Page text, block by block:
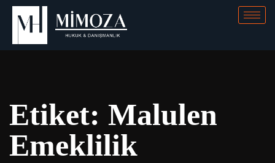
Etiket: Malulen
Emeklilik